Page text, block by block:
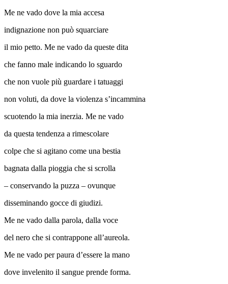
Me ne vado dove la mia accesa
indignazione non può squarciare
il mio petto. Me ne vado da queste dita
che fanno male indicando lo sguardo
che non vuole più guardare i tatuaggi
non voluti, da dove la violenza s’incammina
scuotendo la mia inerzia. Me ne vado
da questa tendenza a rimescolare
colpe che si agitano come una bestia
bagnata dalla pioggia che si scrolla
– conservando la puzza – ovunque
disseminando gocce di giudizi.
Me ne vado dalla parola, dalla voce
del nero che si contrappone all’aureola.
Me ne vado per paura d’essere la mano
dove invelenito il sangue prende forma.